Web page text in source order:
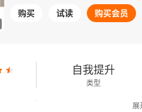
购买 试读 购买会员
自我提升
类型
展